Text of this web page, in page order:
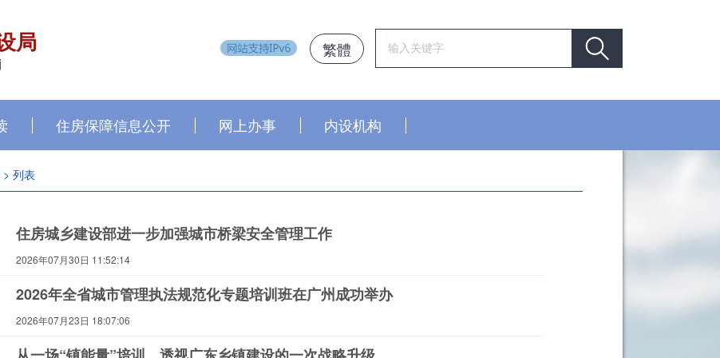
局 繁體
住房保障信息公开 网上办事 内设机构
> 列表
住房城乡建设部进一步加强城市桥梁安全管理工作
2026年07月30日 11:52:14
2026年全省城市管理执法规范化专题培训班在广州成功举办
2026年07月23日 18:07:06